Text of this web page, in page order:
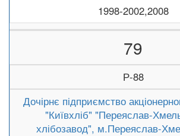
1998-2002,2008
79
Р-88
Дочірнє підприємство
"Київхліб" "Переяслав-
хлібозавод", м.Переяслав-